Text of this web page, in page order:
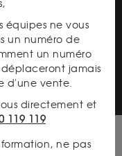
équipes ne vous
un numéro de
un numéro
jamais
d'une vente.
directement et
119 119
ne pas